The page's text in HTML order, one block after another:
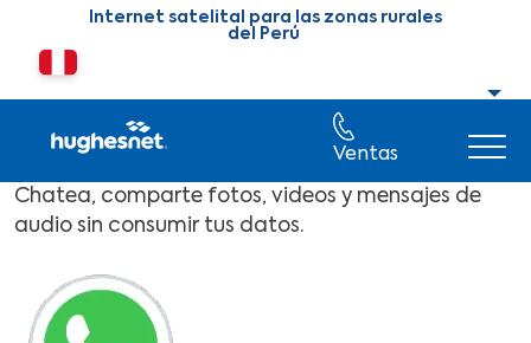
Skip to main content
Internet satelital para las zonas rurales
del Perú
Cambiar país o región
Ventas
Chatea, comparte fotos, videos y mensajes de
audio sin consumir tus datos.
Image